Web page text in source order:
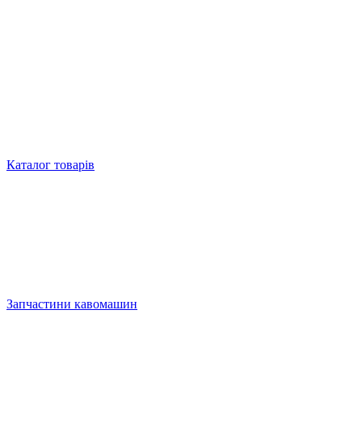
Каталог товарів
Запчастини кавомашин